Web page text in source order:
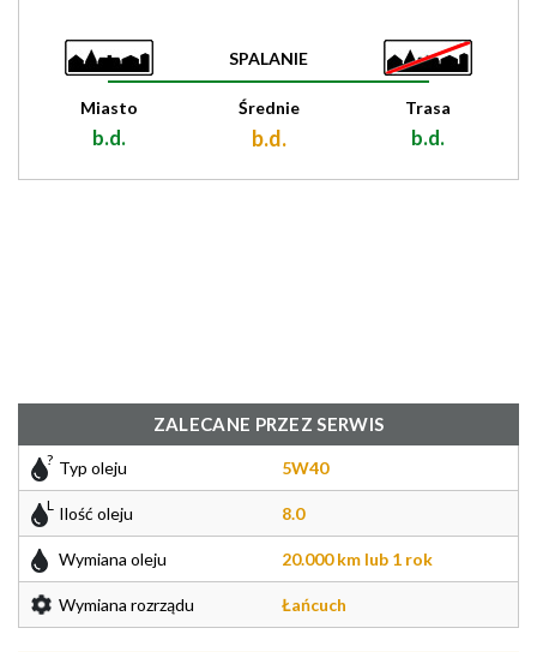
SPALANIE
Miasto
b.d.
Średnie
b.d.
Trasa
b.d.
ZALECANE PRZEZ SERWIS
Typ oleju 5W40
Ilość oleju 8.0
Wymiana oleju 20.000 km lub 1 rok
Wymiana rozrządu Łańcuch